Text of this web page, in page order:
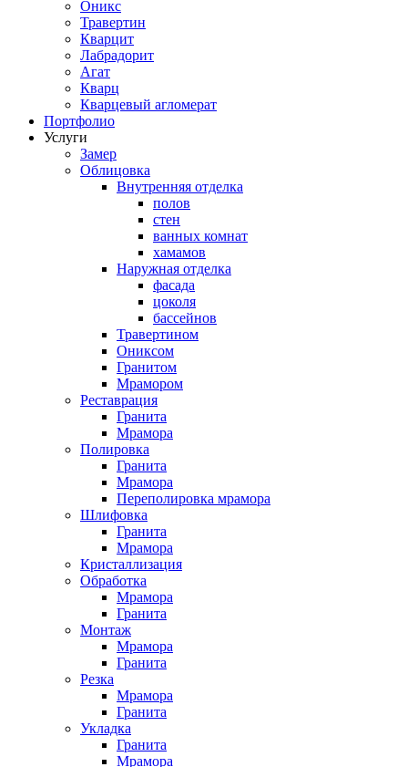
Оникс
Травертин
Кварцит
Лабрадорит
Агат
Кварц
Кварцевый агломерат
Портфолио
Услуги
Замер
Облицовка
Внутренняя отделка
полов
стен
ванных комнат
хамамов
Наружная отделка
фасада
цоколя
бассейнов
Травертином
Ониксом
Гранитом
Мрамором
Реставрация
Гранита
Мрамора
Полировка
Гранита
Мрамора
Переполировка мрамора
Шлифовка
Гранита
Мрамора
Кристаллизация
Обработка
Мрамора
Гранита
Монтаж
Мрамора
Гранита
Резка
Мрамора
Гранита
Укладка
Гранита
Мрамора